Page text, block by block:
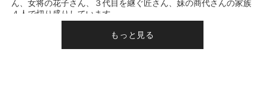
ん、女将の花子さん、３代目を継ぐ匠さん、妹の商代さんの家族
４人で切り盛りしています。
り、のんびり、くつろぎ」の意味だそうです。